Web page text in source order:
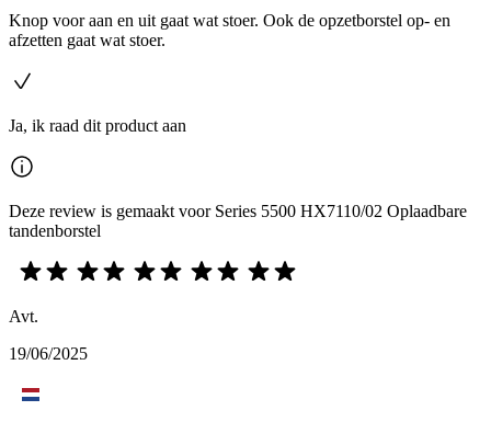
Knop voor aan en uit gaat wat stoer. Ook de opzetborstel op- en
afzetten gaat wat stoer.
Ja, ik raad dit product aan
Deze review is gemaakt voor Series 5500 HX7110/02 Oplaadbare
tandenborstel
Avt.
19/06/2025